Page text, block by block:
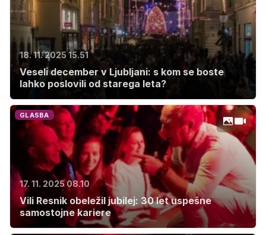
18. 11. 2025 15.51
Veseli december v Ljubljani: s kom se boste
lahko poslovili od starega leta?
GLASBA
17. 11. 2025 08.10
Vili Resnik obeležil jubilej: 30 let uspešne
samostojne kariere